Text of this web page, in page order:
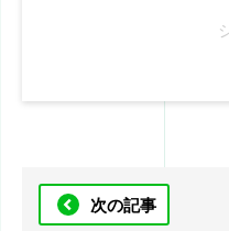
次の記事